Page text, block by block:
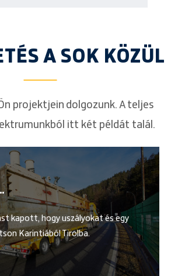
A SOK KÖZÜL
projektjein dolgozunk. A teljes
itt két példát talál.
kapott, hogy uszályokat és egy
Karintiából Tirolba.